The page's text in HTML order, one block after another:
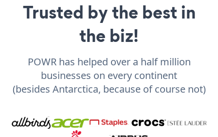
Trusted by the best in
the biz!
POWR has helped over a half million
businesses on every continent
(besides Antarctica, because of course not)